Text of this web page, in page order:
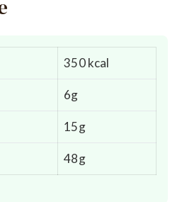
350 kcal
6g
15g
48g